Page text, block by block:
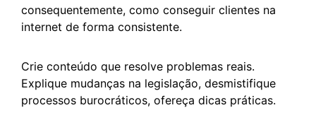
consequentemente, como conseguir clientes na
internet de forma consistente.
Crie conteúdo que resolve problemas reais.
Explique mudanças na legislação, desmistifique
processos burocráticos, ofereça dicas práticas.